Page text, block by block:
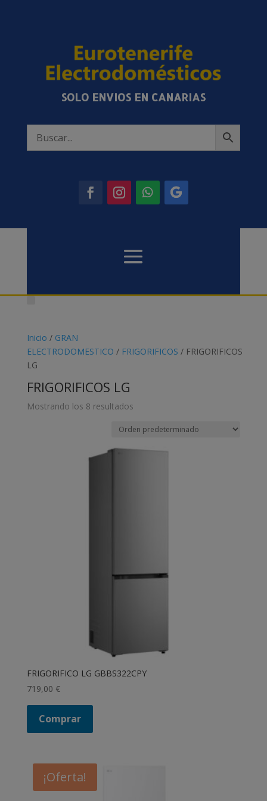
SOLO ENVIOS EN CANARIAS
Inicio / GRAN
ELECTRODOMESTICO / FRIGORIFICOS / FRIGORIFICOS
LG
FRIGORIFICOS LG
Mostrando los 8 resultados
FRIGORIFICO LG GBBS322CPY
719,00 €
Comprar
¡Oferta!